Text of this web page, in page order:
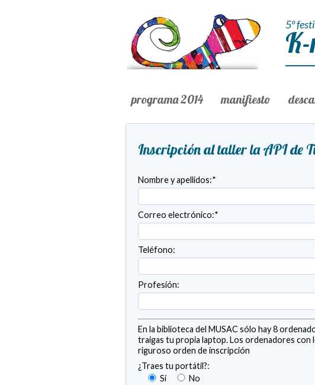
5º
programa 2014 manifiesto
Inscripción al taller la API de
Nombre y apellidos:*
Correo electrónico:*
Teléfono:
Profesión:
En la biblioteca del MUSAC sólo hay 8
traigas tu propia laptop. Los ordenadores con
riguroso orden de inscripción
¿Traes tu portátil?:
Sí
No